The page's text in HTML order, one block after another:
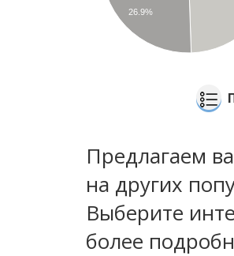
26.9%
Предлагаем
на других
Выберите
более